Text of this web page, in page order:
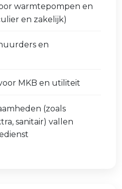
warmtepompen en
en zakelijk)
en
MKB en utiliteit
(zoals
sanitair) vallen